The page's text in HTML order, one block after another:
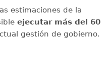
estimaciones de la
ejecutar más del 60
gestión de gobierno.